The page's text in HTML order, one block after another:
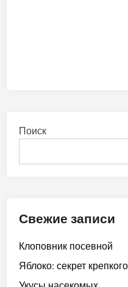
Поиск
Свежие записи
Клоповник посевной
Яблоко: секрет